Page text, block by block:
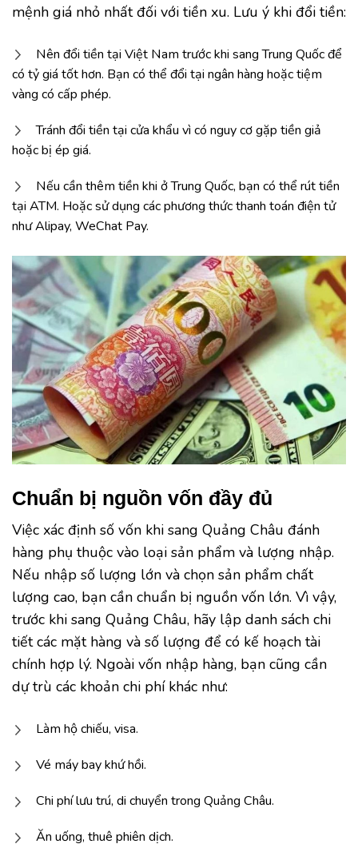
mệnh giá nhỏ nhất đối với tiền xu. Lưu ý khi đổi tiền:
Nên đổi tiền tại Việt Nam trước khi sang Trung Quốc để
có tỷ giá tốt hơn. Bạn có thể đổi tại ngân hàng hoặc tiệm
vàng có cấp phép.
Tránh đổi tiền tại cửa khẩu vì có nguy cơ gặp tiền giả
hoặc bị ép giá.
Nếu cần thêm tiền khi ở Trung Quốc, bạn có thể rút tiền
tại ATM. Hoặc sử dụng các phương thức thanh toán điện tử
như Alipay, WeChat Pay.
Chuẩn bị nguồn vốn đầy đủ
Việc xác định số vốn khi sang Quảng Châu đánh
hàng phụ thuộc vào loại sản phẩm và lượng nhập.
Nếu nhập số lượng lớn và chọn sản phẩm chất
lượng cao, bạn cần chuẩn bị nguồn vốn lớn. Vì vậy,
trước khi sang Quảng Châu, hãy lập danh sách chi
tiết các mặt hàng và số lượng để có kế hoạch tài
chính hợp lý. Ngoài vốn nhập hàng, bạn cũng cần
dự trù các khoản chi phí khác như:
Làm hộ chiếu, visa.
Vé máy bay khứ hồi.
Chi phí lưu trú, di chuyển trong Quảng Châu.
Ăn uống, thuê phiên dịch.